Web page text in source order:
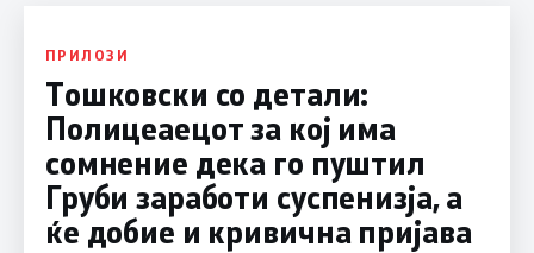
ПРИЛОЗИ
Тошковски со детали:
Полицеаецот за кој има
сомнение дека го пуштил
Груби заработи суспенизја, а
ќе добие и кривична пријава